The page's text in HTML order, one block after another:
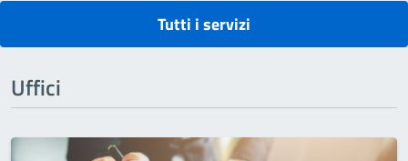
Tutti i servizi
Uffici